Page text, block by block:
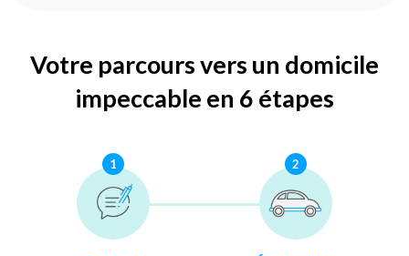
Votre parcours vers un domicile
impeccable en 6 étapes
1 2